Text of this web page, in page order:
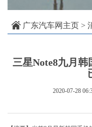
广东汽车网主页 >
三星Note8九月
2020-07-28